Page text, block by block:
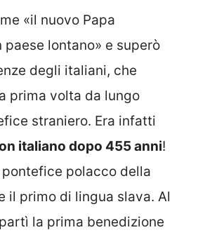
«il nuovo Papa
paese lontano» e superò
degli italiani, che
prima volta da lungo
straniero. Era infatti
italiano dopo 455 anni!
polacco della
il primo di lingua slava. Al
la prima benedizione